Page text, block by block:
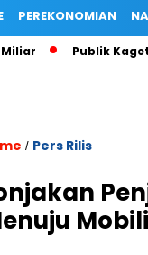
PEREKONOMIAN
Publik Kaget! Olla
/ Pers Rilis